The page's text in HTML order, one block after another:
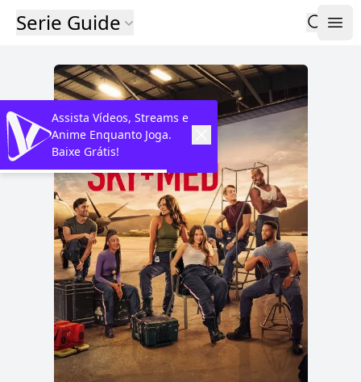
Serie Guide
Assista Vídeos, Streams e
Anime Enquanto Joga.
Baixe Grátis!